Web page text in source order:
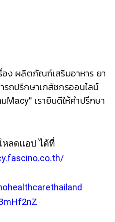
อง ผลิตภัณฑ์เสริมอาหาร ยา
ถปรึกษาเภสัชกรออนไลน์
Macy" เรายินดีให้คําปรึกษา